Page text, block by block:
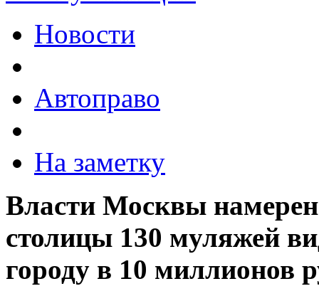
Новости
Автоправо
На заметку
Власти Москвы
столицы 130 муляжей
городу в 10 миллионов